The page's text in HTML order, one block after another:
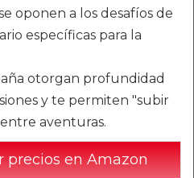
oponen a los desafíos de
específicas para la
otorgan profundidad
y te permiten "subir
aventuras.
precios en Amazon